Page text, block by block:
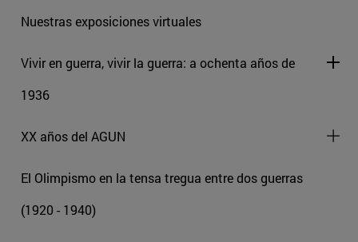
Nuestras exposiciones virtuales
Vivir en guerra, vivir la guerra: a ochenta años de
1936
XX años del AGUN
El Olimpismo en la tensa tregua entre dos guerras
(1920 - 1940)